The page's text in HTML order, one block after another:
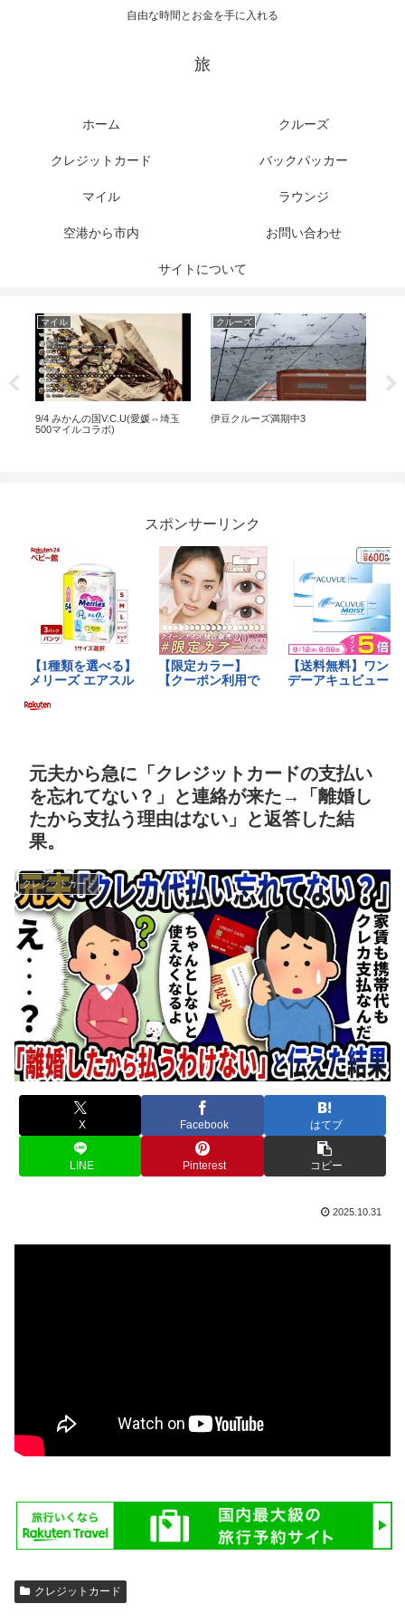
自由な時間とお金を手に入れる
旅
ホーム クルーズ
クレジットカード バックパッカー
マイル ラウンジ
空港から市内 お問い合わせ
サイトについて
マイル
9/4 みかんの国V.C.U(愛媛⇔埼玉
500マイルコラボ)
クルーズ
伊豆クルーズ満期中3
スポンサーリンク
元夫から急に「クレジットカードの支払い
を忘れてない？」と連絡が来た→「離婚し
たから支払う理由はない」と返答した結
果。
クレジットカード
X Facebook はてブ
LINE Pinterest コピー
2025.10.31
クレジットカード